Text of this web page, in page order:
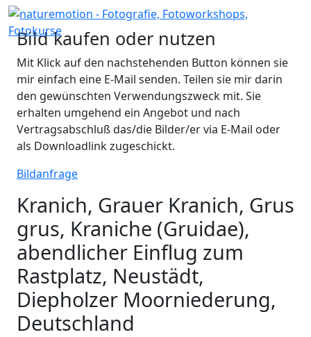
Bild kaufen oder nutzen
Mit Klick auf den nachstehenden Button können sie
mir einfach eine E-Mail senden. Teilen sie mir darin
den gewünschten Verwendungszweck mit. Sie
erhalten umgehend ein Angebot und nach
Vertragsabschluß das/die Bilder/er via E-Mail oder
als Downloadlink zugeschickt.
Bildanfrage
Kranich, Grauer Kranich, Grus
grus, Kraniche (Gruidae),
abendlicher Einflug zum
Rastplatz, Neustädt,
Diepholzer Moorniederung,
Deutschland